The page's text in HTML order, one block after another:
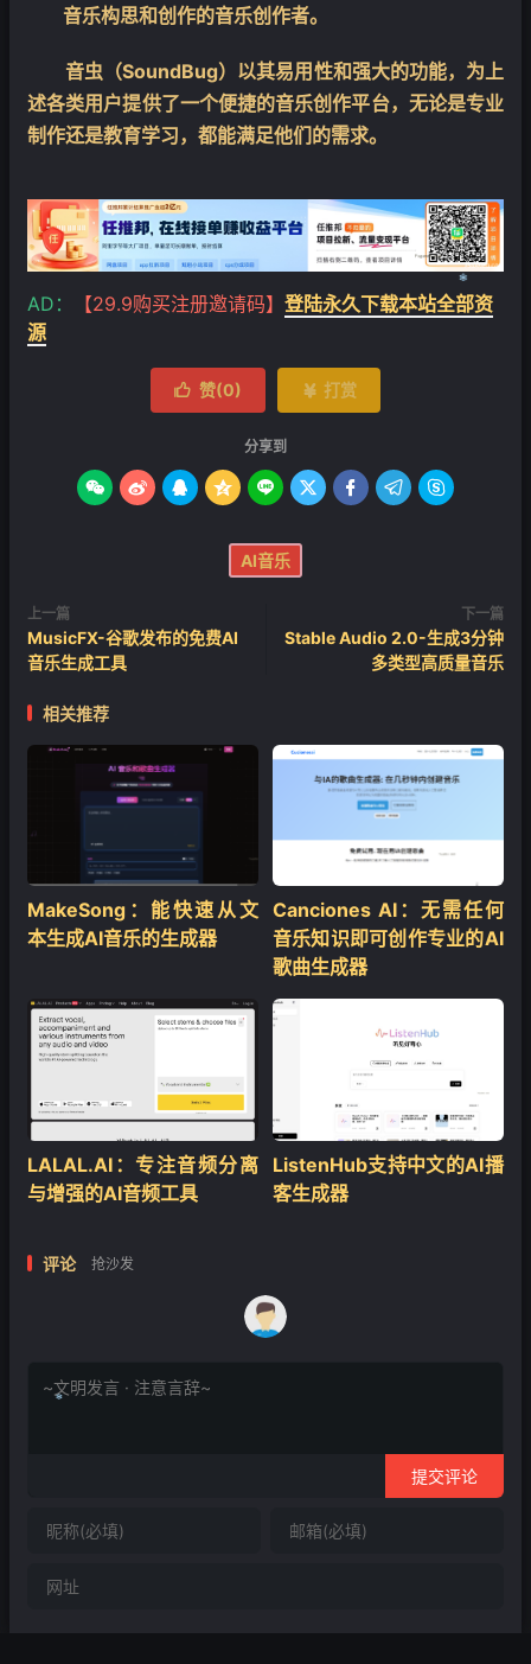
音乐构思和创作的音乐创作者。
音虫（SoundBug）以其易用性和强大的功能，为上
述各类用户提供了一个便捷的音乐创作平台，无论是专业
制作还是教育学习，都能满足他们的需求。
AD： 【29.9购买注册邀请码】 登陆永久下载本站全部资
源
 赞(0)  打赏
分享到
        
AI音乐
上一篇
MusicFX-谷歌发布的免费AI
音乐生成工具
下一篇
Stable Audio 2.0-生成3分钟
多类型高质量音乐
相关推荐
MakeSong：能快速从文
本生成AI音乐的生成器
Canciones AI：无需任何
音乐知识即可创作专业的AI
歌曲生成器
LALAL.AI：专注音频分离
与增强的AI音频工具
ListenHub支持中文的AI播
客生成器
评论 抢沙发
提交评论